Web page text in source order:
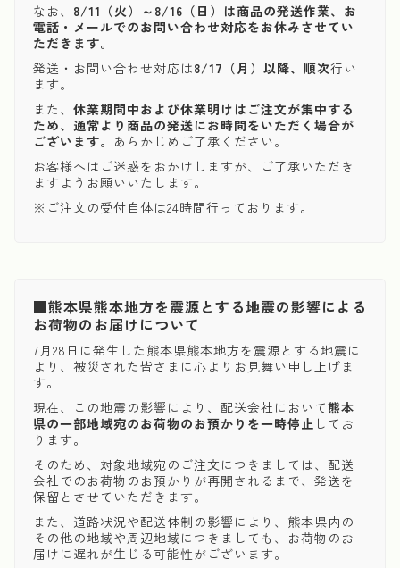
なお、 8/11（火）～8/16（日）は商品の発送作業、お
電話・メールでのお問い合わせ対応をお休みさせてい
ただきます。
発送・お問い合わせ対応は8/17（月）以降、順次行い
ます。
また、 休業期間中および休業明けはご注文が集中する
ため、通常より商品の発送にお時間をいただく場合が
ございます。 あらかじめご了承ください。
お客様へはご迷惑をおかけしますが、ご了承いただき
ますようお願いいたします。
※ご注文の受付自体は24時間行っております。
■熊本県熊本地方を震源とする地震の影響による
お荷物のお届けについて
7月28日に発生した熊本県熊本地方を震源とする地震に
より、被災された皆さまに心よりお見舞い申し上げま
す。
現在、この地震の影響により、配送会社において熊本
県の一部地域宛のお荷物のお預かりを一時停止 してお
ります。
そのため、対象地域宛のご注文につきましては、配送
会社でのお荷物のお預かりが再開されるまで、発送を
保留とさせていただきます。
また、道路状況や配送体制の影響により、熊本県内の
その他の地域や周辺地域につきましても、お荷物のお
届けに遅れが生じる可能性がございます。